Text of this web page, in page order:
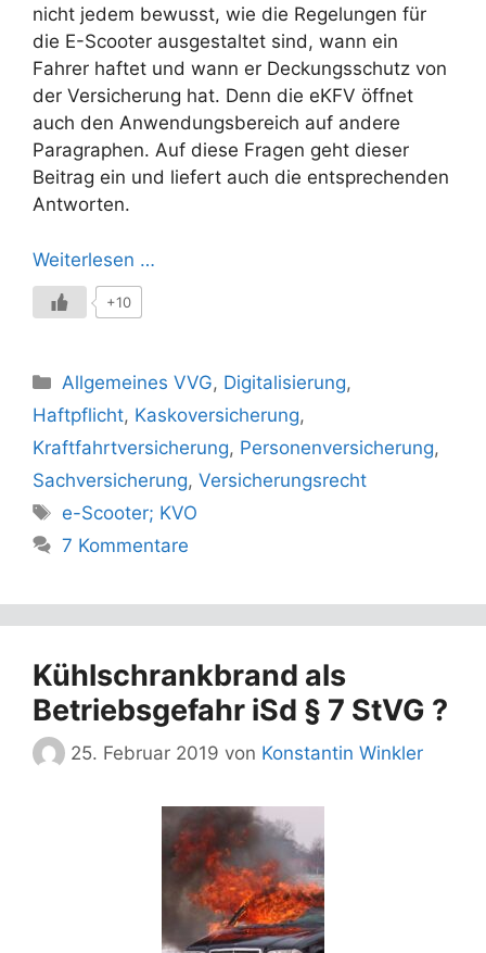
nicht jedem bewusst, wie die Regelungen für
die E-Scooter ausgestaltet sind, wann ein
Fahrer haftet und wann er Deckungsschutz von
der Versicherung hat. Denn die eKFV öffnet
auch den Anwendungsbereich auf andere
Paragraphen. Auf diese Fragen geht dieser
Beitrag ein und liefert auch die entsprechenden
Antworten.
Weiterlesen …
+10
Kategorien
Allgemeines VVG, Digitalisierung,
Haftpflicht, Kaskoversicherung,
Kraftfahrtversicherung, Personenversicherung,
Sachversicherung, Versicherungsrecht
Schlagwörter
e-Scooter; KVO
7 Kommentare
Kühlschrankbrand als
Betriebsgefahr iSd § 7 StVG ?
25. Februar 2019 von Konstantin Winkler